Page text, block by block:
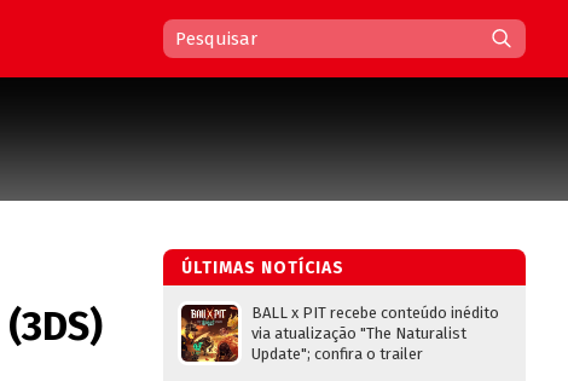
ÚLTIMAS NOTÍCIAS
BALL x PIT recebe conteúdo inédito
via atualização "The Naturalist
Update"; confira o trailer